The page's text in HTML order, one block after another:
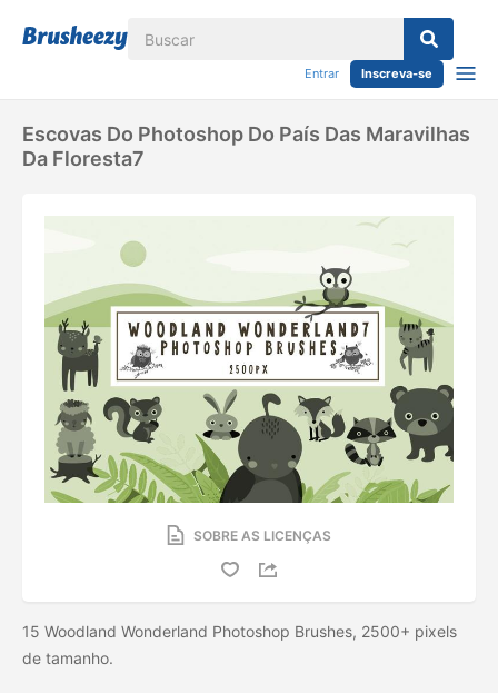
Entrar Inscreva-se
Escovas Do Photoshop Do País Das Maravilhas
Da Floresta7
SOBRE AS LICENÇAS
15 Woodland Wonderland Photoshop Brushes, 2500+ pixels
de tamanho.